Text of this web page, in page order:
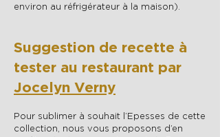
environ au réfrigérateur à la maison).
Suggestion de recette à
tester au restaurant par
Jocelyn Verny
Pour sublimer à souhait l’Epesses de cette
collection, nous vous proposons d’en